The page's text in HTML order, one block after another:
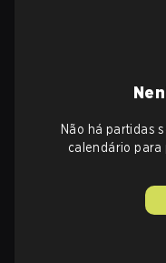
Não há partidas
calendário para